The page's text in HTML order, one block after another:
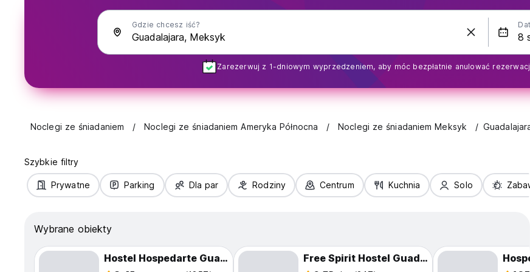
Gdzie chcesz iść?
Zarezerwuj z 1-dniowym wyprzedzeniem, aby móc bezpłatnie anulować
Noclegi ze śniadaniem Noclegi ze śniadaniem Ameryka Północna Noclegi ze śniadaniem Meksyk
Szybkie filtry
Prywatne Parking Dla par Rodziny Centrum Kuchnia Solo
Wybrane obiekty
Hostel Hospedarte Guadalajara Centro
Free Spirit Hostel Guadalajara